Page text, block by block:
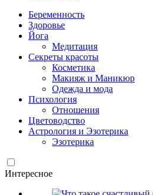
Беременность
Здоровье
Йога
Медитация
Секреты красоты
Косметика
Макияж и Маникюр
Одежда и мода
Психология
Отношения
Цветоводство
Астрология и Эзотерика
Эзотерика
Интересное